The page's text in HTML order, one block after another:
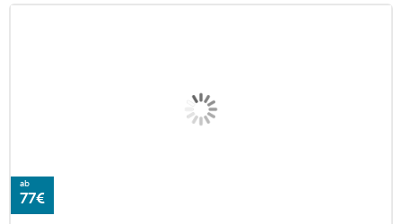
ab
77€